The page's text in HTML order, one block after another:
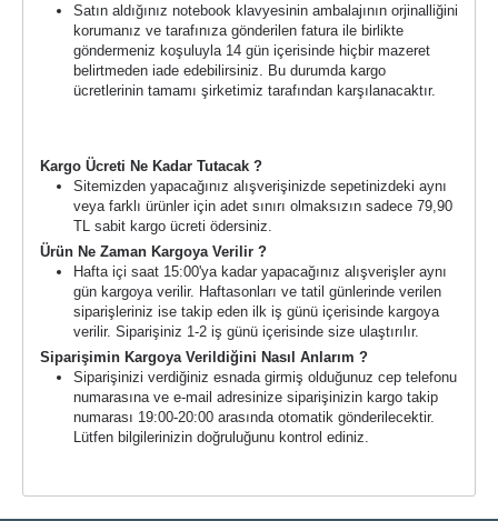
Satın aldığınız notebook klavyesinin ambalajının orjinalliğini
korumanız ve tarafınıza gönderilen fatura ile birlikte
göndermeniz koşuluyla 14 gün içerisinde hiçbir mazeret
belirtmeden iade edebilirsiniz. Bu durumda kargo
ücretlerinin tamamı şirketimiz tarafından karşılanacaktır.
Kargo Ücreti Ne Kadar Tutacak ?
Sitemizden yapacağınız alışverişinizde sepetinizdeki aynı
veya farklı ürünler için adet sınırı olmaksızın sadece 79,90
TL sabit kargo ücreti ödersiniz.
Ürün Ne Zaman Kargoya Verilir ?
Hafta içi saat 15:00'ya kadar yapacağınız alışverişler aynı
gün kargoya verilir. Haftasonları ve tatil günlerinde verilen
siparişleriniz ise takip eden ilk iş günü içerisinde kargoya
verilir. Siparişiniz 1-2 iş günü içerisinde size ulaştırılır.
Siparişimin Kargoya Verildiğini Nasıl Anlarım ?
Siparişinizi verdiğiniz esnada girmiş olduğunuz cep telefonu
numarasına ve e-mail adresinize siparişinizin kargo takip
numarası 19:00-20:00 arasında otomatik gönderilecektir.
Lütfen bilgilerinizin doğruluğunu kontrol ediniz.